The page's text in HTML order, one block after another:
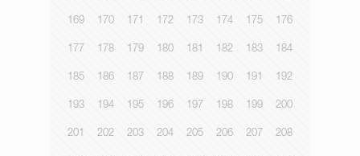
169 170 171 172 173 174 175 176
177 178 179 180 181 182 183 184
185 186 187 188 189 190 191 192
193 194 195 196 197 198 199 200
201 202 203 204 205 206 207 208